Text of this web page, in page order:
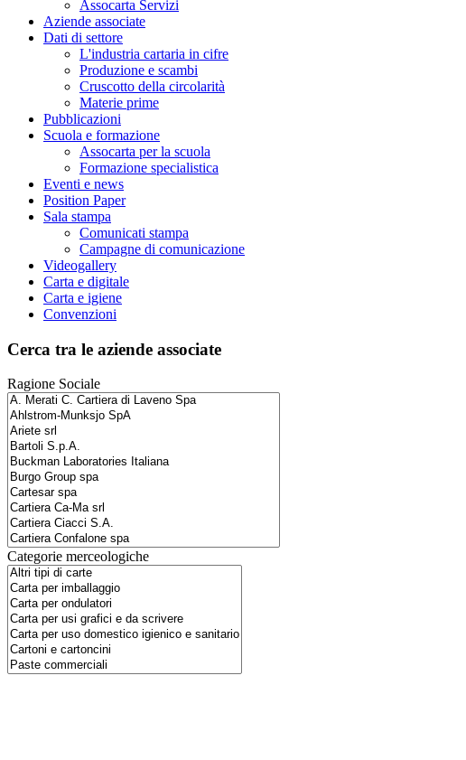
Assocarta Servizi
Aziende associate
Dati di settore
L'industria cartaria in cifre
Produzione e scambi
Cruscotto della circolarità
Materie prime
Pubblicazioni
Scuola e formazione
Assocarta per la scuola
Formazione specialistica
Eventi e news
Position Paper
Sala stampa
Comunicati stampa
Campagne di comunicazione
Videogallery
Carta e digitale
Carta e igiene
Convenzioni
Cerca tra le aziende associate
Ragione Sociale
Categorie merceologiche